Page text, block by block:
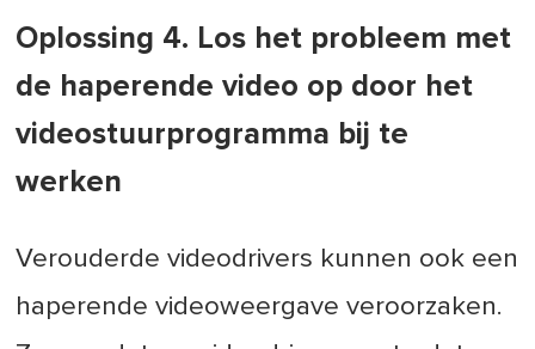
Oplossing 4. Los het probleem met
de haperende video op door het
videostuurprogramma bij te
werken
Verouderde videodrivers kunnen ook een
haperende videoweergave veroorzaken.